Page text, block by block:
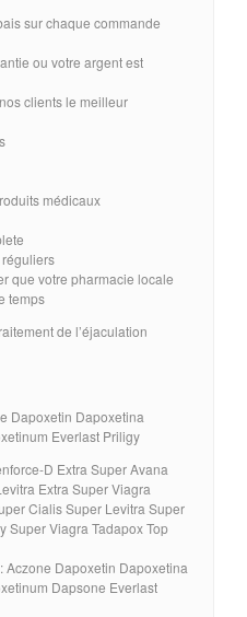
sur chaque commande
ou votre argent est
clients le meilleur
médicaux
que votre pharmacie locale
temps
de l’éjaculation
Dapoxetin Dapoxetina
Everlast Priligy
D Extra Super Avana
Extra Super Viagra
Cialis Super Levitra Super
Super Viagra Tadapox Top
Aczone Dapoxetin Dapoxetina
Dapsone Everlast